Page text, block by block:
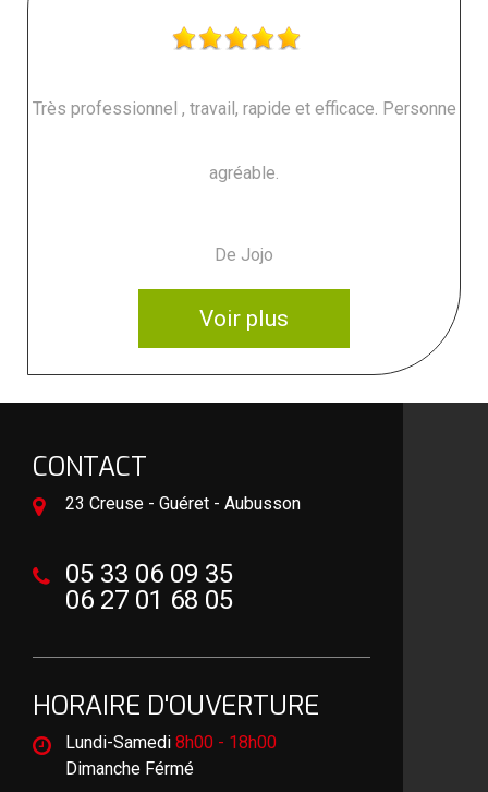
Très professionnel , travail, rapide et efficace. Personne
agréable.
De Jojo
Voir plus
CONTACT
23 Creuse - Guéret - Aubusson
05 33 06 09 35
06 27 01 68 05
HORAIRE D'OUVERTURE
Lundi-Samedi 8h00 - 18h00
Dimanche Férmé